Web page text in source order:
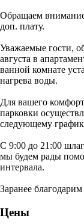
Обращаем
доп. плату.
Уважаемые гости,
августа в
ванной комнате
нагрева воды.
Для вашего
парковки
следующему
С 9:00 до 21:00
мы будем рады
интервала.
Заранее
Цены